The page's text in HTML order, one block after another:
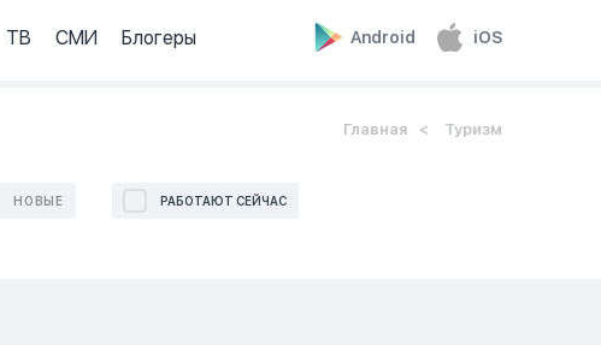
ТВ СМИ Блогеры Android iOS
Главная Туризм
НОВЫЕ РАБОТАЮТ СЕЙЧАС